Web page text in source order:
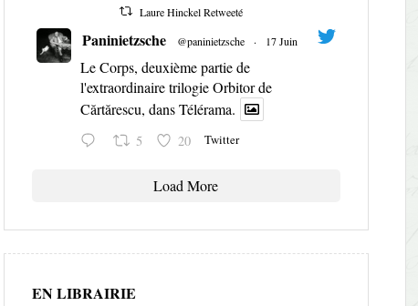
Laure Hinckel Retweeté
Paninietzsche @paninietzsche · 17 Juin
Le Corps, deuxième partie de
l'extraordinaire trilogie Orbitor de
Cărtărescu, dans Télérama.
5 20 Twitter
Load More
EN LIBRAIRIE